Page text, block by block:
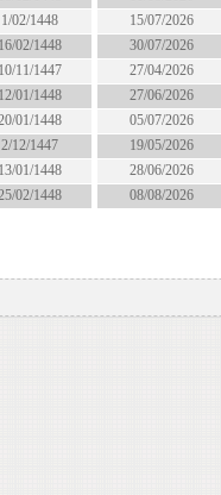
1/02/1448
16/02/1448
10/11/1447
12/01/1448
20/01/1448
2/12/1447
13/01/1448
25/02/1448
07/08/2026
15/08/2026
05/07/2026
02/07/2026
30/07/2026
17/07/2026
30/07/2026
10/08/2026